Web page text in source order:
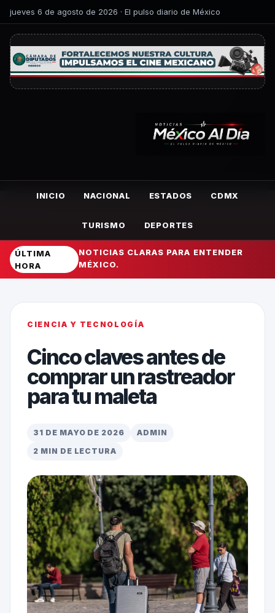
jueves 6 de agosto de 2026 · El pulso diario de México
INICIO NACIONAL ESTADOS CDMX
TURISMO DEPORTES
ÚLTIMA
HORA
NOTICIAS CLARAS PARA ENTENDER
MÉXICO.
CIENCIA Y TECNOLOGÍA
Cinco claves antes de
comprar un rastreador
para tu maleta
31 DE MAYO DE 2026
ADMIN
2 MIN DE LECTURA